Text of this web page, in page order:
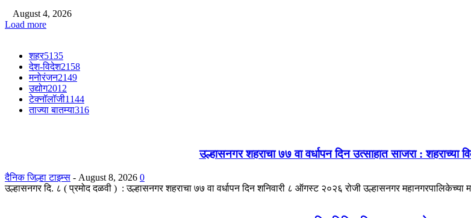
August 4, 2026
Load more
शहर5135
देश-विदेश2158
मनोरंजन2149
उद्योग2012
टेक्नॉलॉजी1144
ताज्या बातम्या316
उल्हासनगर शहराचा ७७ वा वर्धापन दिन उत्साहात साजरा :
दैनिक जिल्हा टाइम्स - August 8, 2026 0
उल्हासनगर दि. ८ ( प्रमोद दळवी ) : उल्हासनगर शहराचा ७७ वा वर्धापन दिन शनिवारी ८ ऑगस्ट २०२६ रोजी उल्हासनगर